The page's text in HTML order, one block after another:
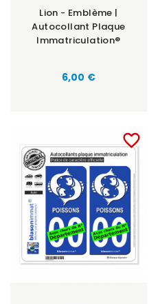
Lion - Emblème |
Autocollant Plaque
Immatriculation®
6,00 €
favorite_border